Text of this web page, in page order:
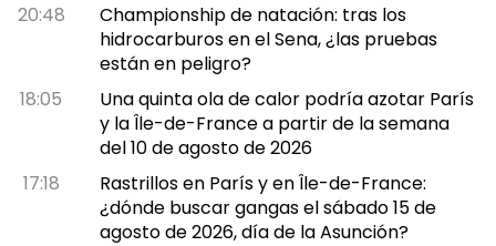
20:48
Championship de natación: tras los
hidrocarburos en el Sena, ¿las pruebas
están en peligro?
18:05
Una quinta ola de calor podría azotar París
y la Île-de-France a partir de la semana
del 10 de agosto de 2026
17:18
Rastrillos en París y en Île-de-France:
¿dónde buscar gangas el sábado 15 de
agosto de 2026, día de la Asunción?